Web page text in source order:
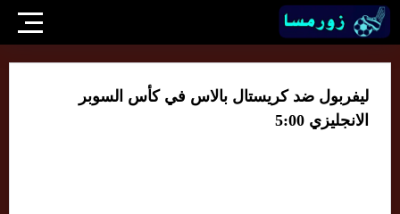
ليفربول ضد كريستال بالاس في كأس السوبر
الانجليزي 5:00